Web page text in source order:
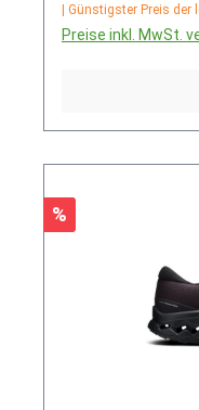
| Günstigster Preis der
Preise inkl. MwSt.
Rabatt
%